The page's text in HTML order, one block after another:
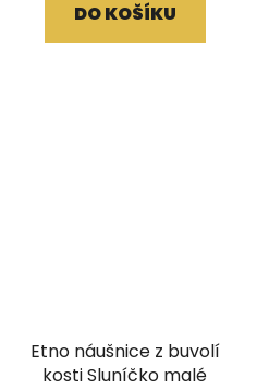
DO KOŠÍKU
Etno náušnice z buvolí
kosti Sluníčko malé